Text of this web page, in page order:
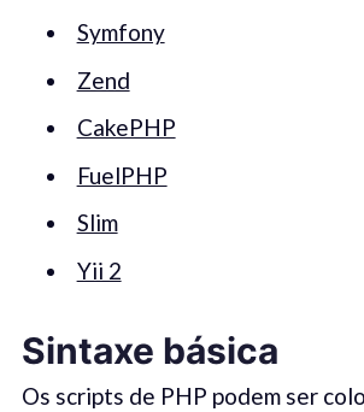
Symfony
Zend
CakePHP
FuelPHP
Slim
Yii 2
Sintaxe básica
Os scripts de PHP podem ser